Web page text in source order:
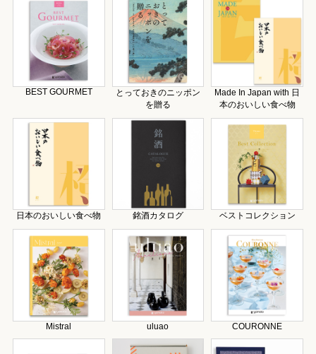
BEST GOURMET
とっておきのニッポン
を贈る
Made In Japan with 日
本のおいしい食べ物
日本のおいしい食べ物 銘酒カタログ ベストコレクション
Mistral uluao COURONNE